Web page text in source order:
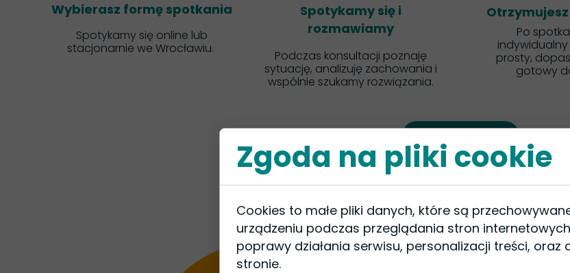
Po
prosty,
gotowy
Spotykamy się i
rozmawiamy
Podczas konsultacji poznaję
sytuację, analizuję zachowania i
wspólnie szukamy rozwiązania.
Wybierasz formę spotkania
Spotykamy się online lub
stacjonarnie we Wrocławiu.
Zgoda na pliki cookie
Cookies to małe pliki danych, które są
urządzeniu podczas przeglądania stron
poprawy działania serwisu, personalizacji treści, oraz
stronie.